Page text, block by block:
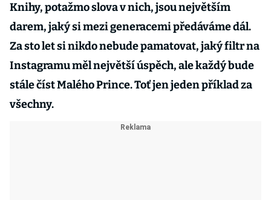
Knihy, potažmo slova v nich, jsou největším
darem, jaký si mezi generacemi předáváme dál.
Za sto let si nikdo nebude pamatovat, jaký filtr na
Instagramu měl největší úspěch, ale každý bude
stále číst Malého Prince. Toť jen jeden příklad za
všechny.